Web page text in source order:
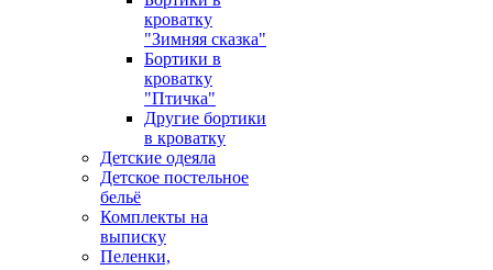
кроватку
"Зимняя сказка"
Бортики в
кроватку
"Птичка"
Другие бортики
в кроватку
Детские одеяла
Детское постельное
бельё
Комплекты на
выписку
Пеленки,